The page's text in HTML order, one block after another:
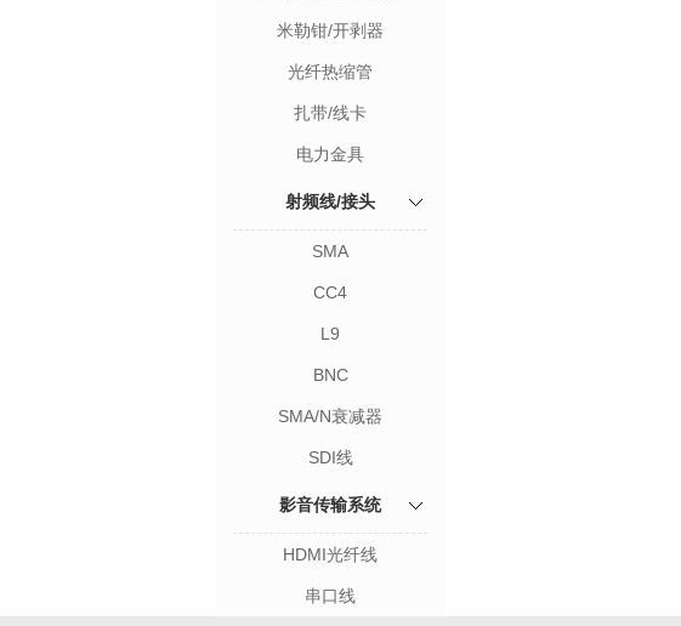
米勒钳/开剥器
光纤热缩管
扎带/线卡
电力金具
射频线/接头
SMA
CC4
L9
BNC
SMA/N衰减器
SDI线
影音传输系统
HDMI光纤线
串口线